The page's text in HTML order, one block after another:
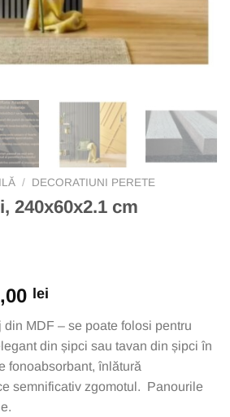
/ DECORATIUNI PERETE
240x60x2.1 cm
lei.
lei
este:
410,00 lei.
MDF – se poate folosi pentru
din șipci sau tavan din șipci în
fonoabsorbant, înlătură
semnificativ zgomotul. Panourile